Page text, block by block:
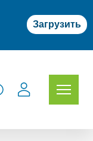
Загрузить